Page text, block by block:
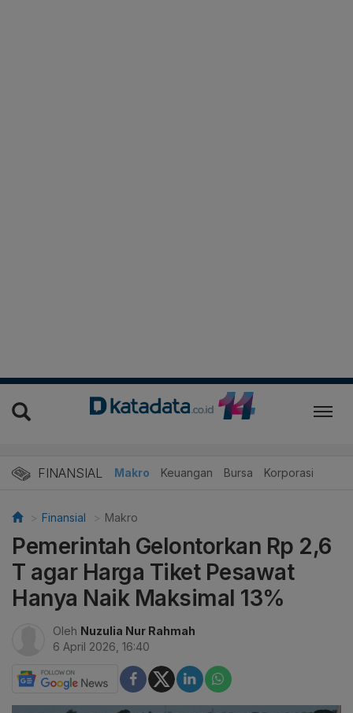
FINANSIAL Makro Keuangan Bursa Korporasi
Finansial Makro
Pemerintah Gelontorkan Rp 2,6
T agar Harga Tiket Pesawat
Hanya Naik Maksimal 13%
Oleh Nuzulia Nur Rahmah
6 April 2026, 16:40